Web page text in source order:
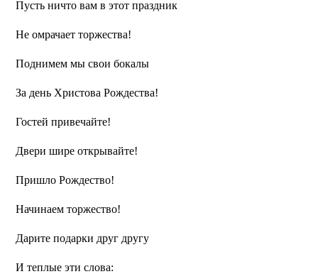
Пусть ничто вам в этот праздник
Не омрачает торжества!
Поднимем мы свои бокалы
За день Христова Рождества!
Гостей привечайте!
Двери шире открывайте!
Пришло Рождество!
Начинаем торжество!
Дарите подарки друг другу
И теплые эти слова: